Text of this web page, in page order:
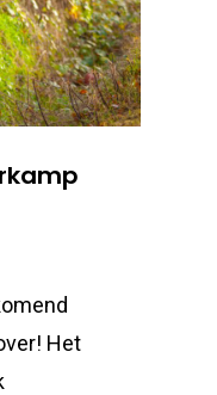
Het